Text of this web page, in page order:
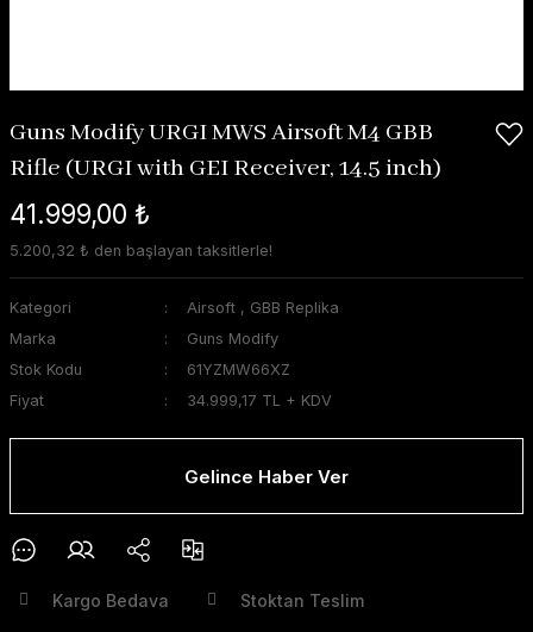
Guns Modify URGI MWS Airsoft M4 GBB
Rifle (URGI with GEI Receiver, 14.5 inch)
41.999,00 ₺
5.200,32 ₺ den başlayan taksitlerle!
Kategori Airsoft , GBB Replika
Marka
Guns Modify
Stok Kodu
61YZMW66XZ
Fiyat
34.999,17 TL + KDV
Gelince Haber Ver
Kargo Bedava Stoktan Teslim